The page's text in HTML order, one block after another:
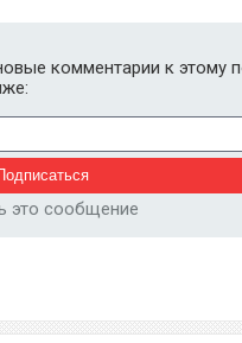
комментарии к этому
это сообщение